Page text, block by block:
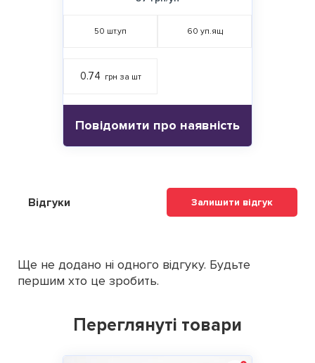
50 шт.уп 60 уп.ящ
0.74 грн за шт
Повідомити про наявність
Відгуки Залишити відгук
Ще не додано ні одного відгуку. Будьте
першим хто це зробить.
Переглянуті товари